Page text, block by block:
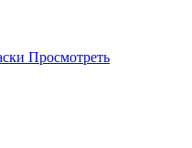
Просмотреть